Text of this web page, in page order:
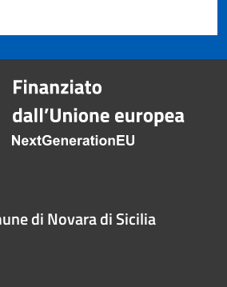
di Novara di Sicilia